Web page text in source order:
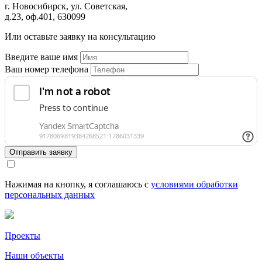
г. Новосибирск, ул. Советская,
д.23, оф.401, 630099
Или оставьте заявку на консультацию
Введите ваше имя
Ваш номер телефона
Отправить заявку
Нажимая на кнопку, я соглашаюсь с условиями обработки
персональных данных
Проекты
Наши объекты